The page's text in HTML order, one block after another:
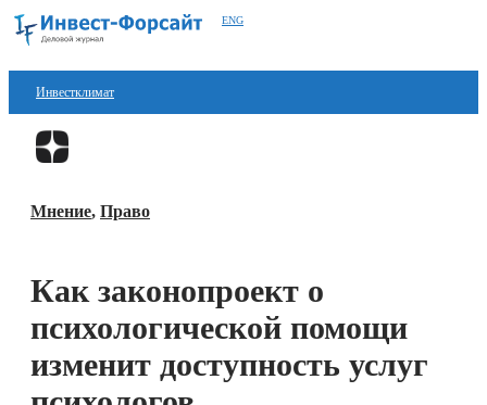
ENG
Инвестклимат
Финансы
Блокчейн
Книги
Мнение, Право
Как законопроект о
психологической помощи
изменит доступность услуг